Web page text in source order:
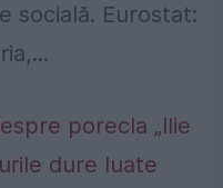
socială. Eurostat: